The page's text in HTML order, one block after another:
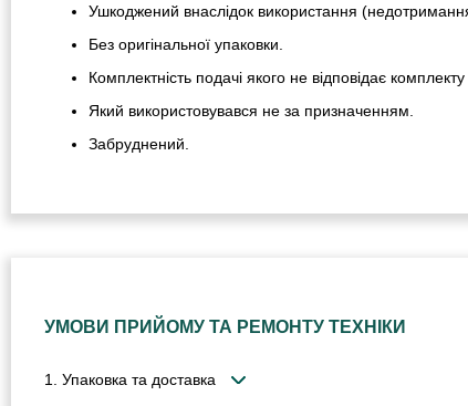
Ушкоджений внаслідок використання
Без оригінальної упаковки.
Комплектність подачі якого не відповідає комплекту
Який використовувався не за призначенням.
Забруднений.
УМОВИ ПРИЙОМУ ТА РЕМОНТУ ТЕХНІКИ
1. Упаковка та доставка